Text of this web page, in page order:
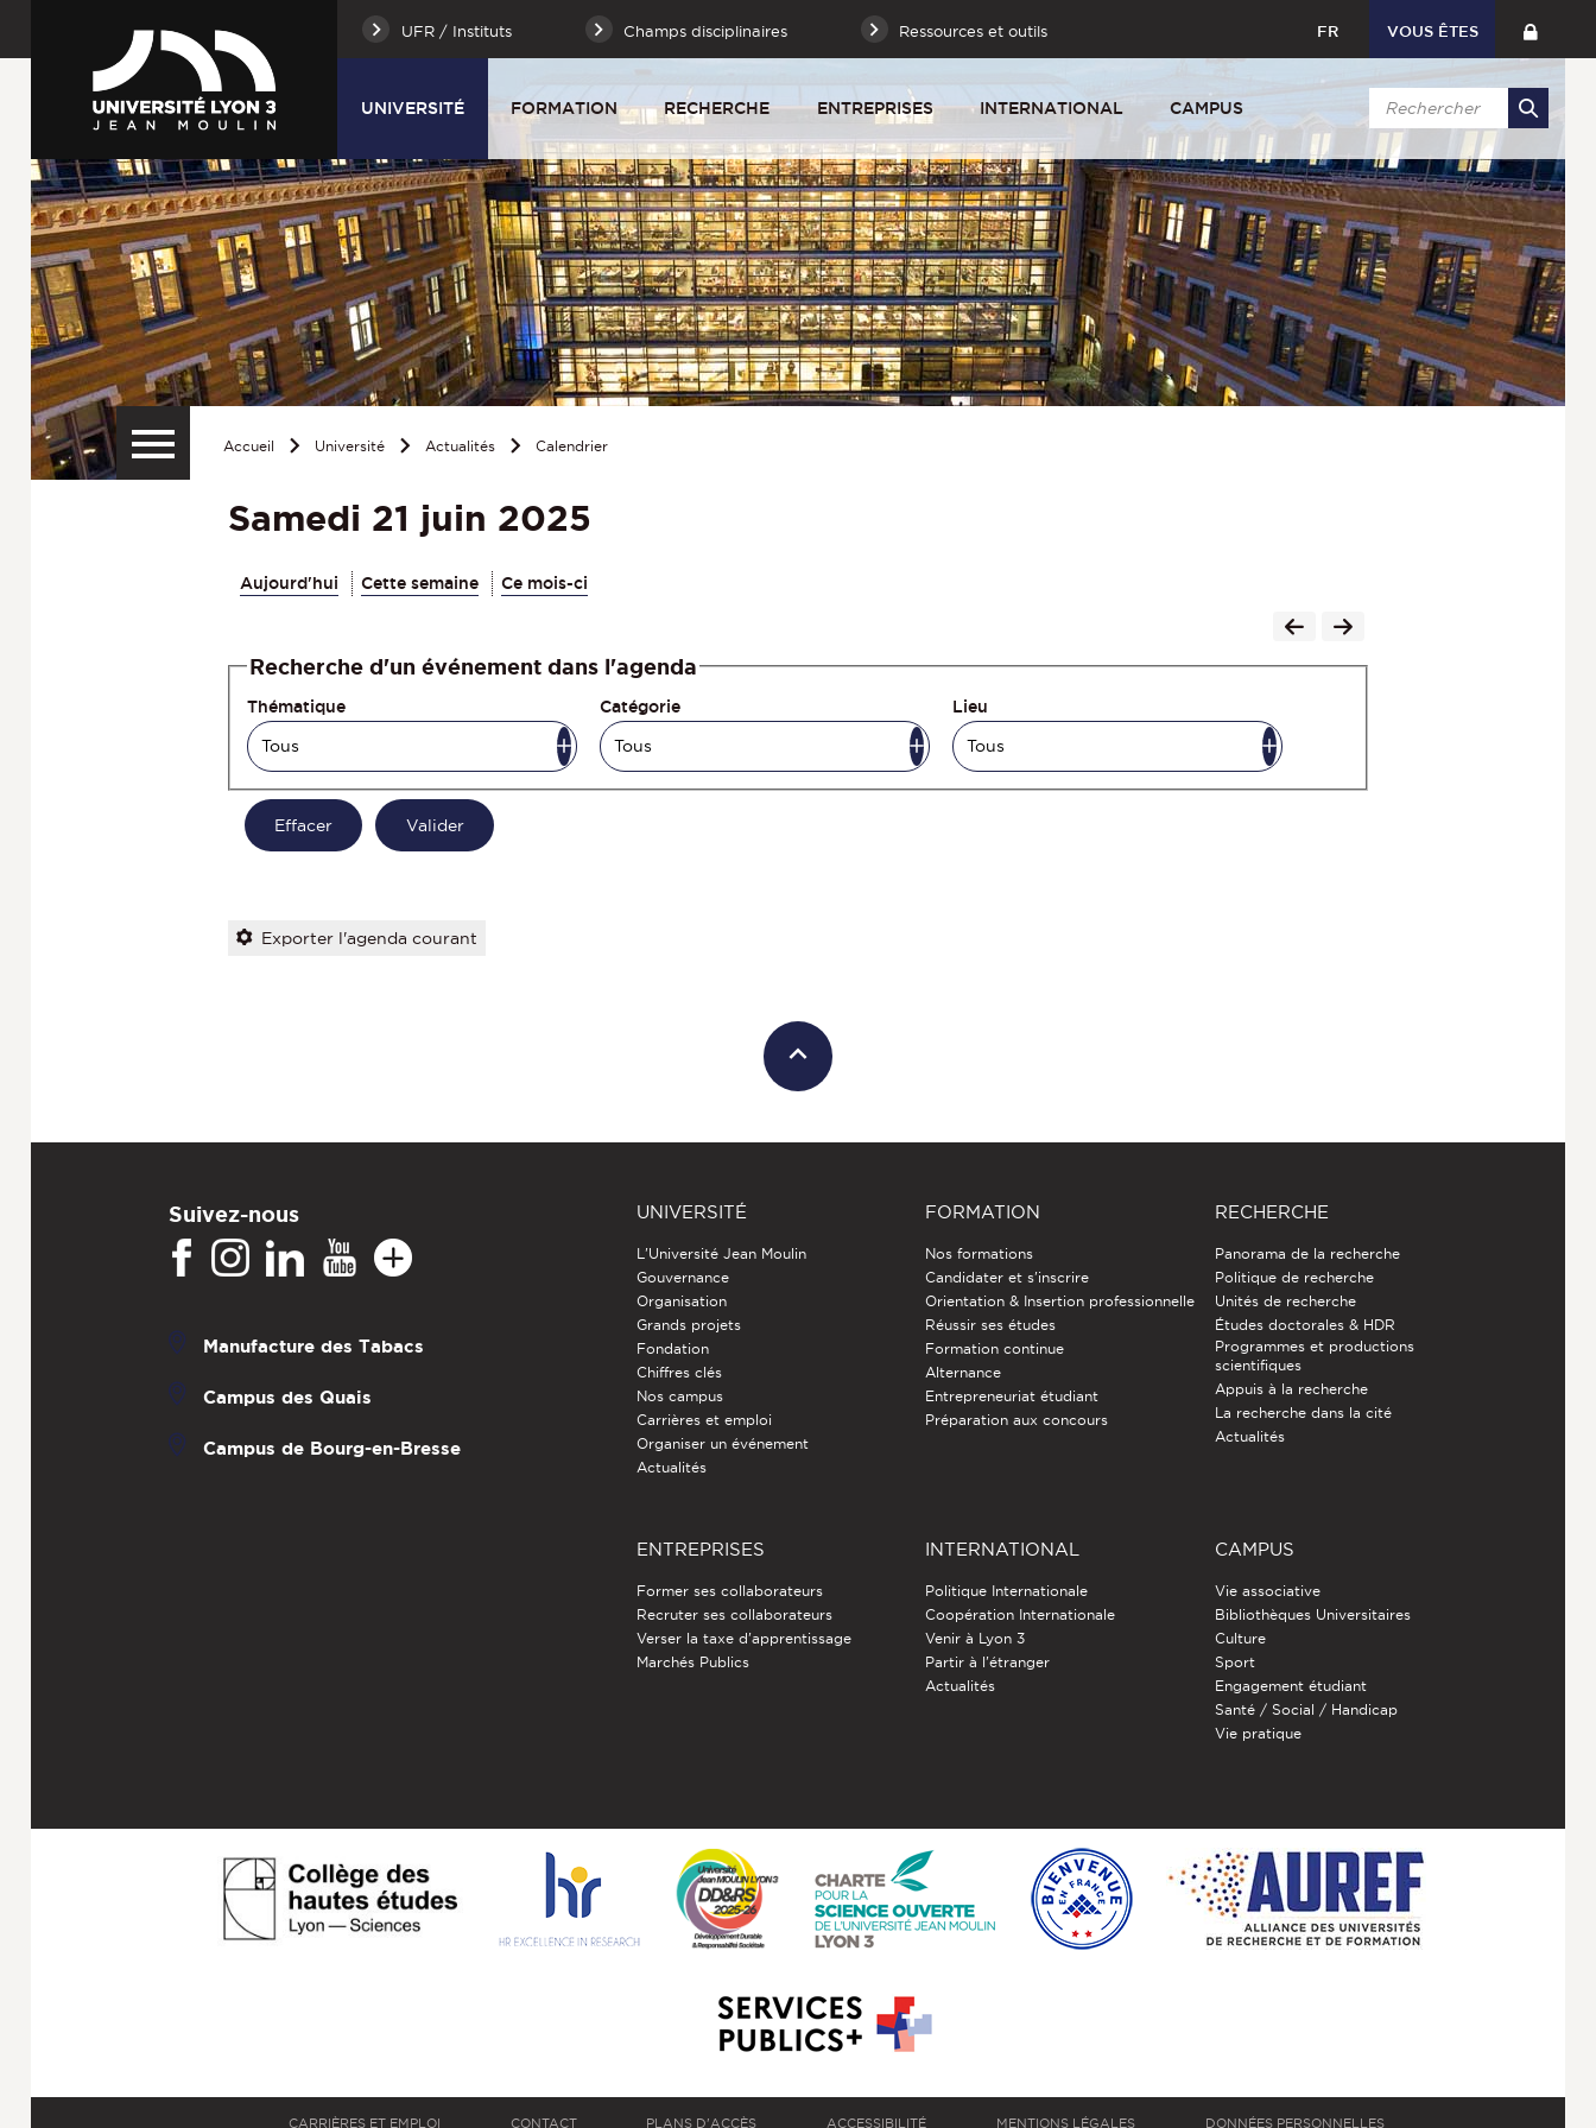
UFR / Instituts Champs disciplinaires Ressources et outils FR VOUS ÊTES
UNIVERSITÉ FORMATION RECHERCHE ENTREPRISES INTERNATIONAL CAMPUS
Accueil Université Actualités Calendrier
Samedi 21 juin 2025
Aujourd'hui Cette semaine Ce mois-ci
Recherche d'un événement dans l'agenda
Thématique Catégorie Lieu
Exporter l'agenda courant
Suivez-nous
Manufacture des Tabacs
Campus des Quais
Campus de Bourg-en-Bresse
UNIVERSITÉ
L'Université Jean Moulin
Gouvernance
Organisation
Grands projets
Fondation
Chiffres clés
Nos campus
Carrières et emploi
Organiser un événement
Actualités
FORMATION
Nos formations
Candidater et s'inscrire
Orientation & Insertion professionnelle
Réussir ses études
Formation continue
Alternance
Entrepreneuriat étudiant
Préparation aux concours
RECHERCHE
Panorama de la recherche
Politique de recherche
Unités de recherche
Études doctorales & HDR
Programmes et productions
scientifiques
Appuis à la recherche
La recherche dans la cité
Actualités
ENTREPRISES
Former ses collaborateurs
Recruter ses collaborateurs
Verser la taxe d'apprentissage
Marchés Publics
INTERNATIONAL
Politique Internationale
Coopération Internationale
Venir à Lyon 3
Partir à l'étranger
Actualités
CAMPUS
Vie associative
Bibliothèques Universitaires
Culture
Sport
Engagement étudiant
Santé / Social / Handicap
Vie pratique
CARRIÈRES ET EMPLOI CONTACT PLANS D'ACCÈS ACCESSIBILITÉ MENTIONS LÉGALES DONNÉES PERSONNELLES